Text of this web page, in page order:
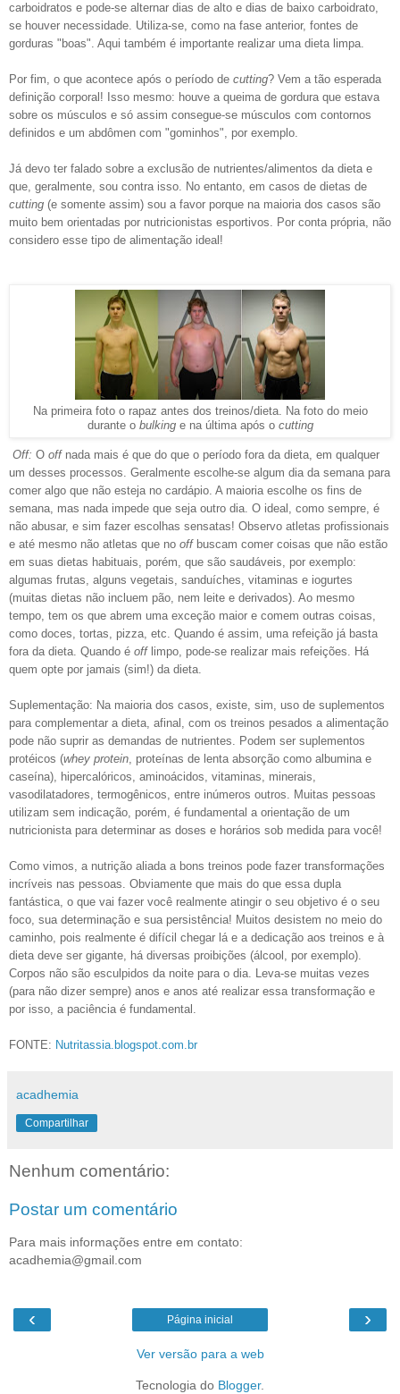
carboidratos e pode-se alternar dias de alto e dias de baixo carboidrato,
se houver necessidade. Utiliza-se, como na fase anterior, fontes de
gorduras "boas". Aqui também é importante realizar uma dieta limpa.
Por fim, o que acontece após o período de cutting? Vem a tão esperada
definição corporal! Isso mesmo: houve a queima de gordura que estava
sobre os músculos e só assim consegue-se músculos com contornos
definidos e um abdômen com "gominhos", por exemplo.
Já devo ter falado sobre a exclusão de nutrientes/alimentos da dieta e
que, geralmente, sou contra isso. No entanto, em casos de dietas de
cutting (e somente assim) sou a favor porque na maioria dos casos são
muito bem orientadas por nutricionistas esportivos. Por conta própria, não
considero esse tipo de alimentação ideal!
Na primeira foto o rapaz antes dos treinos/dieta. Na foto do meio
durante o bulkinge na última após o cutting
Off: O offnada mais é que do que o período fora da dieta, em qualquer
um desses processos. Geralmente escolhe-se algum dia da semana para
comer algo que não esteja no cardápio. A maioria escolhe os fins de
semana, mas nada impede que seja outro dia. O ideal, como sempre, é
não abusar, e sim fazer escolhas sensatas! Observo atletas profissionais
e até mesmo não atletas que no offbuscam comer coisas que não estão
em suas dietas habituais, porém, que são saudáveis, por exemplo:
algumas frutas, alguns vegetais, sanduíches, vitaminas e iogurtes
(muitas dietas não incluem pão, nem leite e derivados). Ao mesmo
tempo, tem os que abrem uma exceção maior e comem outras coisas,
como doces, tortas, pizza, etc. Quando é assim, uma refeição já basta
fora da dieta. Quando é off limpo, pode-se realizar mais refeições. Há
quem opte por jamais (sim!) da dieta.
Suplementação: Na maioria dos casos, existe, sim, uso de suplementos
para complementar a dieta, afinal, com os treinos pesados a alimentação
pode não suprir as demandas de nutrientes. Podem ser suplementos
protéicos (whey protein , proteínas de lenta absorção como albumina e
caseína), hipercalóricos, aminoácidos, vitaminas, minerais,
vasodilatadores, termogênicos, entre inúmeros outros. Muitas pessoas
utilizam sem indicação, porém, é fundamental a orientação de um
nutricionista para determinar as doses e horários sob medida para você!
Como vimos, a nutrição aliada a bons treinos pode fazer transformações
incríveis nas pessoas. Obviamente que mais do que essa dupla
fantástica, o que vai fazer você realmente atingir o seu objetivo é o seu
foco, sua determinação e sua persistência! Muitos desistem no meio do
caminho, pois realmente é difícil chegar lá e a dedicação aos treinos e à
dieta deve ser gigante, há diversas proibições (álcool, por exemplo).
Corpos não são esculpidos da noite para o dia. Leva-se muitas vezes
(para não dizer sempre) anos e anos até realizar essa transformação e
por isso, a paciência é fundamental.
FONTE: Nutritassia.blogspot.com.br
acadhemia
Compartilhar
Nenhum comentário:
Postar um comentário
Para mais informações entre em contato:
acadhemia@gmail.com
‹ ›
Página inicial
Ver versão para a web
Tecnologia do Blogger.